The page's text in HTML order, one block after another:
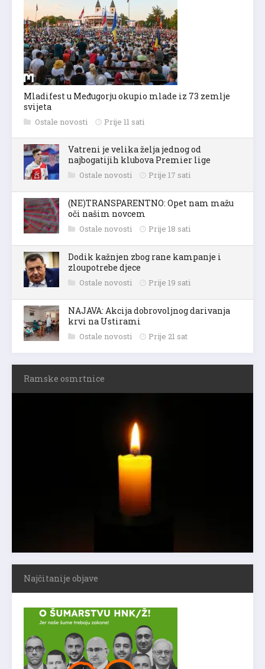
Mladifest u Međugorju okupio mlade iz 73 zemlje
svijeta
Ostale novosti Prije 11 sati
Vatreni je velika želja jednog od
najbogatijih klubova Premier lige
Ostale novosti Prije 17 sati
(NE)TRANSPARENTNO: Opet nam mažu
oči našim novcem
Ostale novosti Prije 18 sati
Dodik kažnjen zbog rane kampanje i
zloupotrebe djece
Ostale novosti Prije 19 sati
NAJAVA: Akcija dobrovoljnog darivanja
krvi na Ustirami
Ostale novosti Prije 21 sat
Ramske osmrtnice
Najčitanije objave